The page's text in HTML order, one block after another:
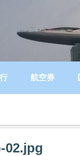
航空券
02.jpg